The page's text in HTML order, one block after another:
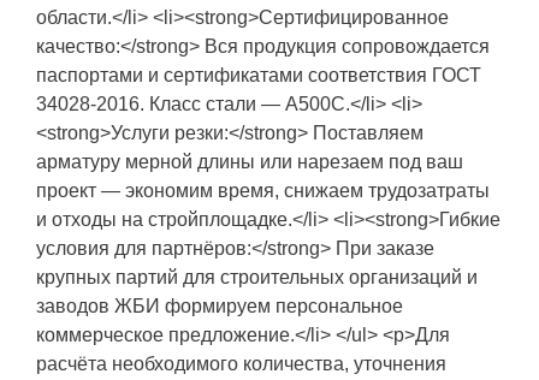
области.</li> <li><strong>Сертифицированное
качество:</strong> Вся продукция сопровождается
паспортами и сертификатами соответствия ГОСТ
34028-2016. Класс стали — А500С.</li> <li>
<strong>Услуги резки:</strong> Поставляем
арматуру мерной длины или нарезаем под ваш
проект — экономим время, снижаем трудозатраты
и отходы на стройплощадке.</li> <li><strong>Гибкие
условия для партнёров:</strong> При заказе
крупных партий для строительных организаций и
заводов ЖБИ формируем персональное
коммерческое предложение.</li> </ul> <p>Для
расчёта необходимого количества, уточнения